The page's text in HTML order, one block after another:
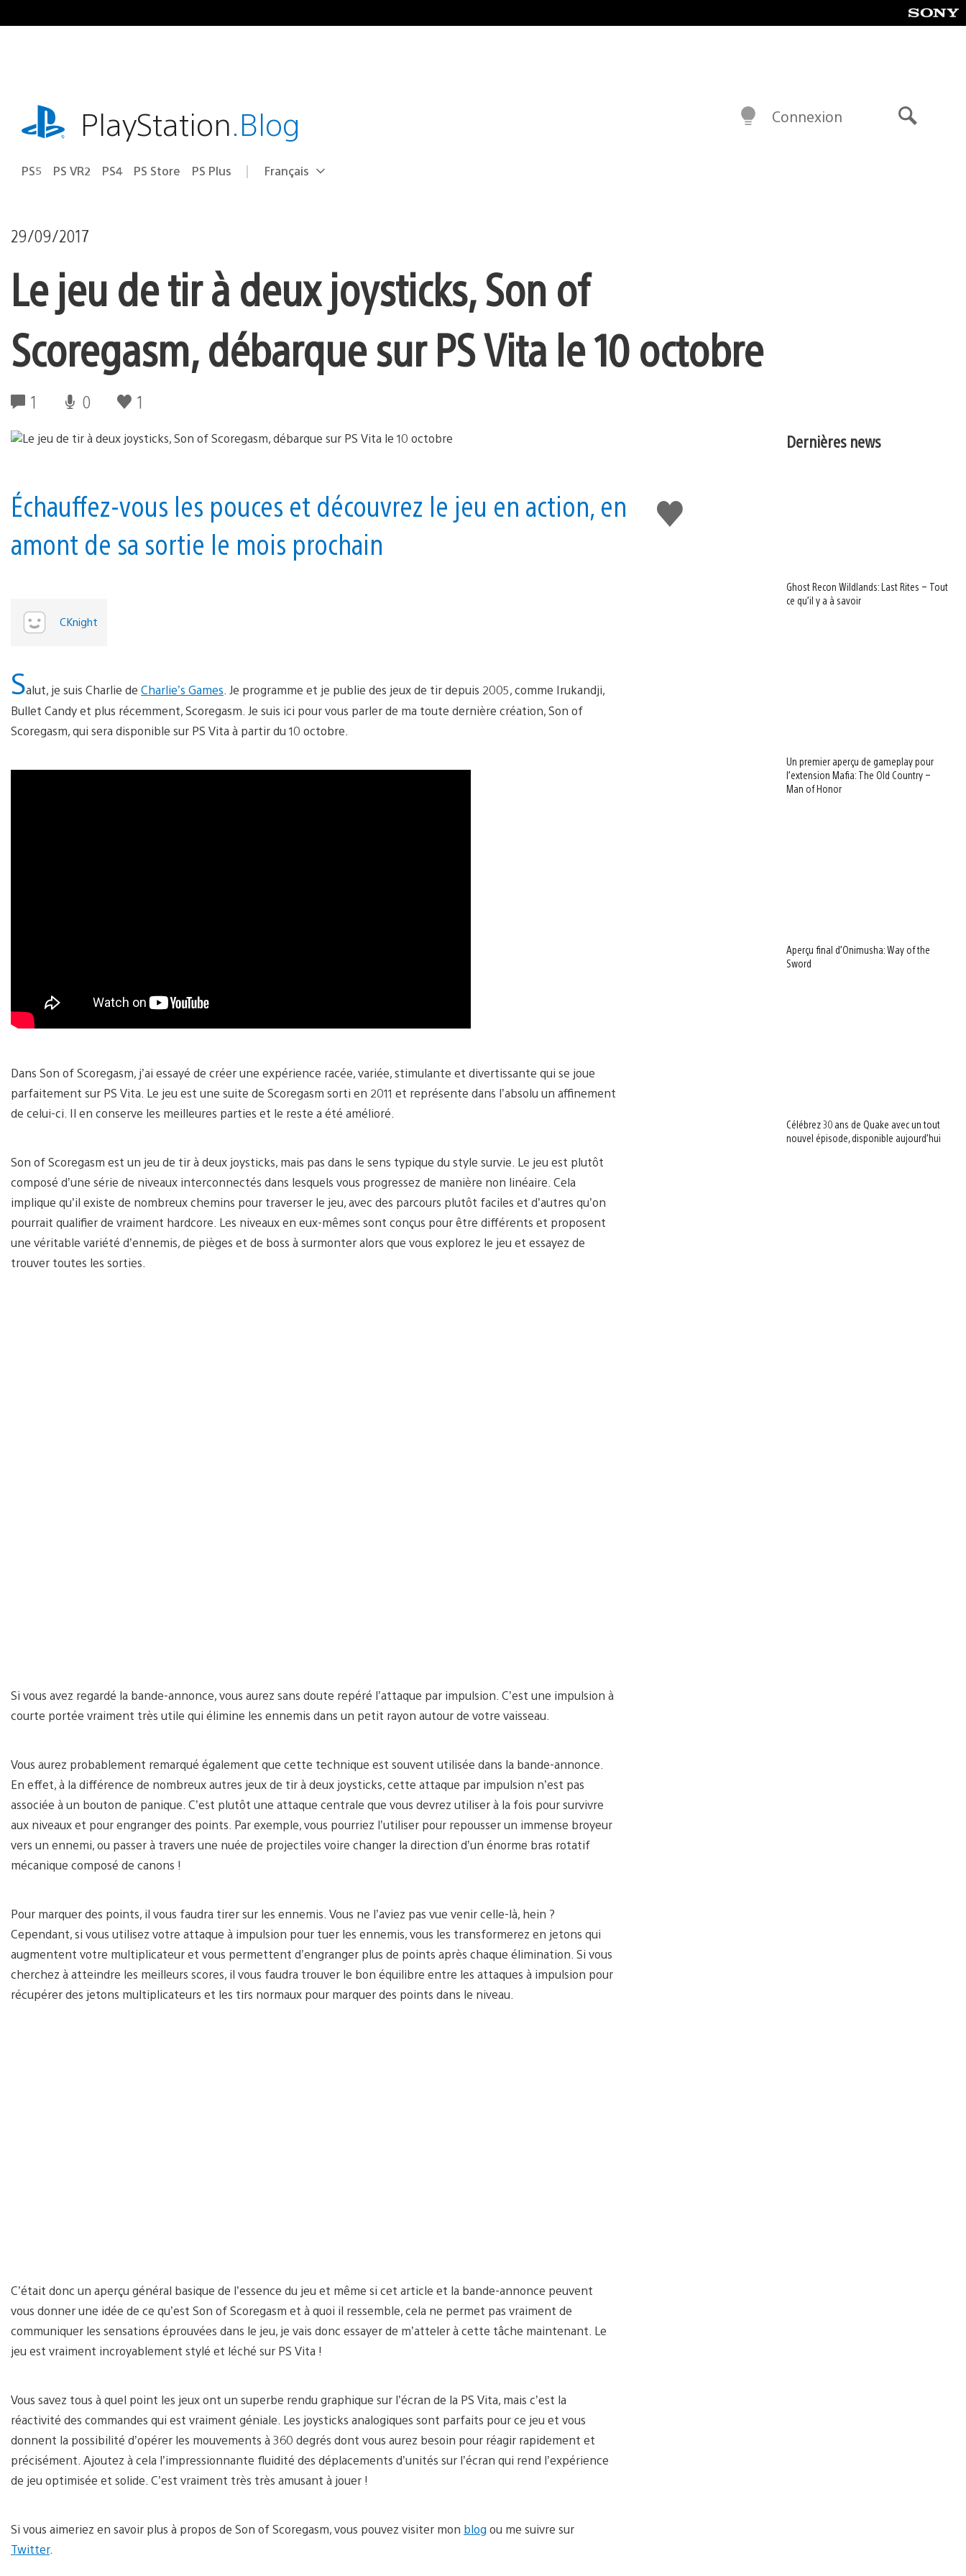
au
playstation.comPlayStation.Blog
PS5 PS VR2 PS4 PS Store PS Plus Choisir
Région
Français
Connexion
29/09/2017
Le jeu de tir à deux joysticks, Son of
Scoregasm, débarque sur PS Vita le 10 octobre
1 0 1
J'aime
Échauffez-vous les pouces et découvrez le jeu en action, en
amont de sa sortie le mois prochain
CKnight
Salut, je suis Charlie de Charlie’s Games . Je programme et je publie des jeux de tir depuis 2005, comme Irukandji,
Bullet Candy et plus récemment, Scoregasm. Je suis ici pour vous parler de ma toute dernière création, Son of
Scoregasm, qui sera disponible sur PS Vita à partir du 10 octobre.
Dans Son of Scoregasm, j’ai essayé de créer une expérience racée, variée, stimulante et divertissante qui se joue
parfaitement sur PS Vita. Le jeu est une suite de Scoregasm sorti en 2011 et représente dans l’absolu un affinement
de celui-ci. Il en conserve les meilleures parties et le reste a été amélioré.
Son of Scoregasm est un jeu de tir à deux joysticks, mais pas dans le sens typique du style survie. Le jeu est plutôt
composé d’une série de niveaux interconnectés dans lesquels vous progressez de manière non linéaire. Cela
implique qu’il existe de nombreux chemins pour traverser le jeu, avec des parcours plutôt faciles et d’autres qu’on
pourrait qualifier de vraiment hardcore. Les niveaux en eux-mêmes sont conçus pour être différents et proposent
une véritable variété d’ennemis, de pièges et de boss à surmonter alors que vous explorez le jeu et essayez de
trouver toutes les sorties.
Si vous avez regardé la bande-annonce, vous aurez sans doute repéré l’attaque par impulsion. C’est une impulsion à
courte portée vraiment très utile qui élimine les ennemis dans un petit rayon autour de votre vaisseau.
Vous aurez probablement remarqué également que cette technique est souvent utilisée dans la bande-annonce.
En effet, à la différence de nombreux autres jeux de tir à deux joysticks, cette attaque par impulsion n’est pas
associée à un bouton de panique. C’est plutôt une attaque centrale que vous devrez utiliser à la fois pour survivre
aux niveaux et pour engranger des points. Par exemple, vous pourriez l’utiliser pour repousser un immense broyeur
vers un ennemi, ou passer à travers une nuée de projectiles voire changer la direction d’un énorme bras rotatif
mécanique composé de canons !
Pour marquer des points, il vous faudra tirer sur les ennemis. Vous ne l’aviez pas vue venir celle-là, hein ?
Cependant, si vous utilisez votre attaque à impulsion pour tuer les ennemis, vous les transformerez en jetons qui
augmentent votre multiplicateur et vous permettent d’engranger plus de points après chaque élimination. Si vous
cherchez à atteindre les meilleurs scores, il vous faudra trouver le bon équilibre entre les attaques à impulsion pour
récupérer des jetons multiplicateurs et les tirs normaux pour marquer des points dans le niveau.
C’était donc un aperçu général basique de l’essence du jeu et même si cet article et la bande-annonce peuvent
vous donner une idée de ce qu’est Son of Scoregasm et à quoi il ressemble, cela ne permet pas vraiment de
communiquer les sensations éprouvées dans le jeu, je vais donc essayer de m’atteler à cette tâche maintenant. Le
jeu est vraiment incroyablement stylé et léché sur PS Vita !
Vous savez tous à quel point les jeux ont un superbe rendu graphique sur l’écran de la PS Vita, mais c’est la
réactivité des commandes qui est vraiment géniale. Les joysticks analogiques sont parfaits pour ce jeu et vous
donnent la possibilité d’opérer les mouvements à 360 degrés dont vous aurez besoin pour réagir rapidement et
précisément. Ajoutez à cela l’impressionnante fluidité des déplacements d’unités sur l’écran qui rend l’expérience
de jeu optimisée et solide. C’est vraiment très très amusant à jouer !
Si vous aimeriez en savoir plus à propos de Son of Scoregasm, vous pouvez visiter mon blog ou me suivre sur
Twitter.
Dernières news
Ghost Recon Wildlands: Last Rites – Tout
ce qu’il y a à savoir
Un premier aperçu de gameplay pour
l’extension Mafia: The Old Country –
Man of Honor
Aperçu final d’Onimusha: Way of the
Sword
Célébrez 30 ans de Quake avec un tout
nouvel épisode, disponible aujourd’hui